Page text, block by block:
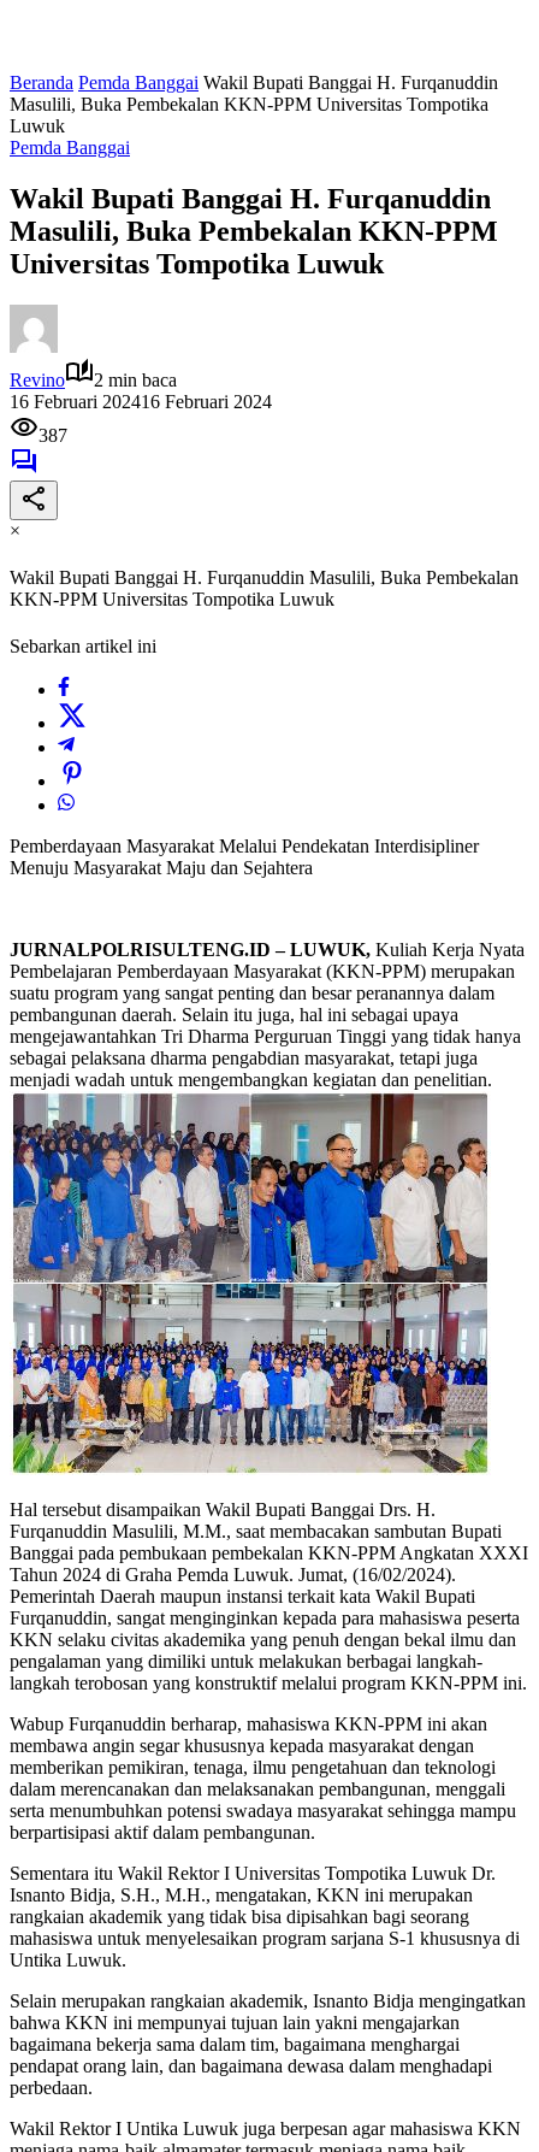
Beranda Pemda Banggai Wakil Bupati Banggai H. Furqanuddin
Masulili, Buka Pembekalan KKN-PPM Universitas Tompotika
Luwuk
Pemda Banggai
Wakil Bupati Banggai H. Furqanuddin
Masulili, Buka Pembekalan KKN-PPM
Universitas Tompotika Luwuk
Revino
2 min baca
16 Februari 202416 Februari 2024
387
×
Wakil Bupati Banggai H. Furqanuddin Masulili, Buka Pembekalan
KKN-PPM Universitas Tompotika Luwuk
Sebarkan artikel ini
Pemberdayaan Masyarakat Melalui Pendekatan Interdisipliner
Menuju Masyarakat Maju dan Sejahtera
JURNALPOLRISULTENG.ID – LUWUK, Kuliah Kerja Nyata
Pembelajaran Pemberdayaan Masyarakat (KKN-PPM) merupakan
suatu program yang sangat penting dan besar peranannya dalam
pembangunan daerah. Selain itu juga, hal ini sebagai upaya
mengejawantahkan Tri Dharma Perguruan Tinggi yang tidak hanya
sebagai pelaksana dharma pengabdian masyarakat, tetapi juga
menjadi wadah untuk mengembangkan kegiatan dan penelitian.
Hal tersebut disampaikan Wakil Bupati Banggai Drs. H.
Furqanuddin Masulili, M.M., saat membacakan sambutan Bupati
Banggai pada pembukaan pembekalan KKN-PPM Angkatan XXXI
Tahun 2024 di Graha Pemda Luwuk. Jumat, (16/02/2024).
Pemerintah Daerah maupun instansi terkait kata Wakil Bupati
Furqanuddin, sangat menginginkan kepada para mahasiswa peserta
KKN selaku civitas akademika yang penuh dengan bekal ilmu dan
pengalaman yang dimiliki untuk melakukan berbagai langkah-
langkah terobosan yang konstruktif melalui program KKN-PPM ini.
Wabup Furqanuddin berharap, mahasiswa KKN-PPM ini akan
membawa angin segar khususnya kepada masyarakat dengan
memberikan pemikiran, tenaga, ilmu pengetahuan dan teknologi
dalam merencanakan dan melaksanakan pembangunan, menggali
serta menumbuhkan potensi swadaya masyarakat sehingga mampu
berpartisipasi aktif dalam pembangunan.
Sementara itu Wakil Rektor I Universitas Tompotika Luwuk Dr.
Isnanto Bidja, S.H., M.H., mengatakan, KKN ini merupakan
rangkaian akademik yang tidak bisa dipisahkan bagi seorang
mahasiswa untuk menyelesaikan program sarjana S-1 khususnya di
Untika Luwuk.
Selain merupakan rangkaian akademik, Isnanto Bidja mengingatkan
bahwa KKN ini mempunyai tujuan lain yakni mengajarkan
bagaimana bekerja sama dalam tim, bagaimana menghargai
pendapat orang lain, dan bagaimana dewasa dalam menghadapi
perbedaan.
Wakil Rektor I Untika Luwuk juga berpesan agar mahasiswa KKN